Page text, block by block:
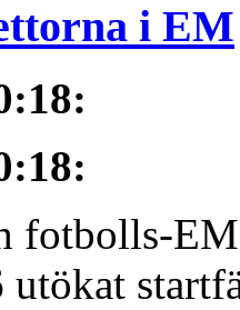
i EM
:
:
fotbolls-
utökat